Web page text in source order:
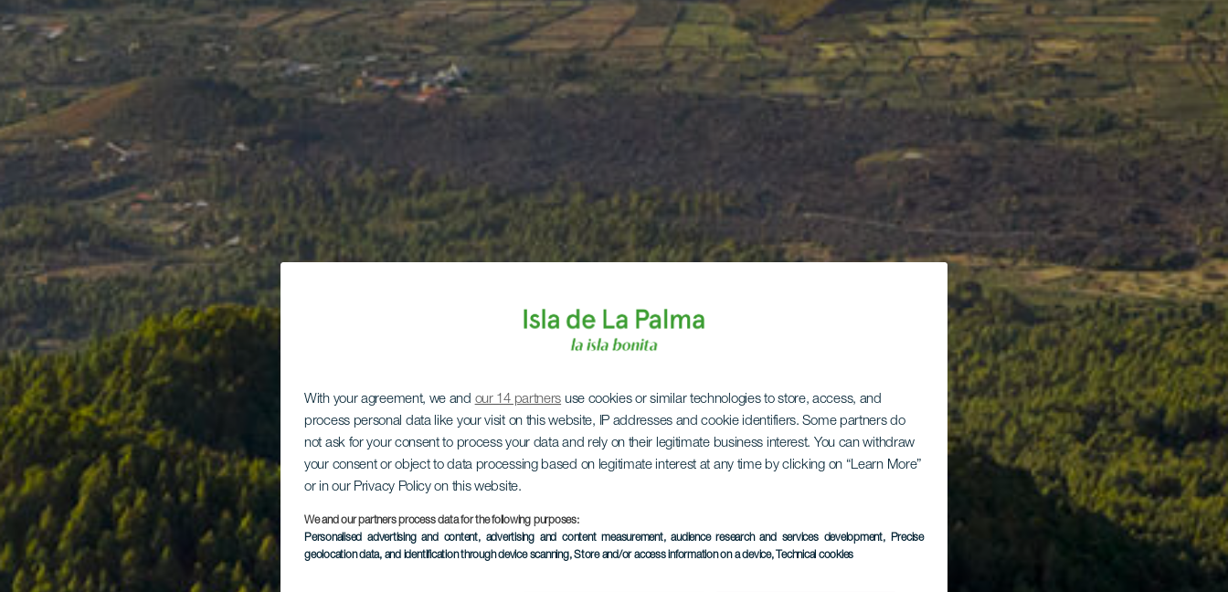
With your agreement, we and our 14 partners use cookies or similar technologies to store, access, and
process personal data like your visit on this website, IP addresses and cookie identifiers. Some partners do
not ask for your consent to process your data and rely on their legitimate business interest. You can withdraw
your consent or object to data processing based on legitimate interest at any time by clicking on “Learn More”
or in our Privacy Policy on this website.
We and our partners process data for the following purposes:
Personalised advertising and content, advertising and content measurement, audience research and services development, Precise
geolocation data, and identification through device scanning, Store and/or access information on a device, Technical cookies